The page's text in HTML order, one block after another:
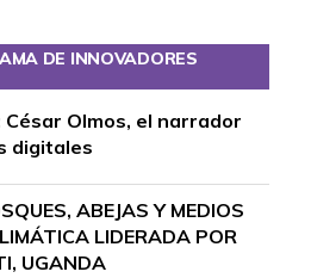
DE INNOVADORES
Olmos, el narrador
digitales
ABEJAS Y MEDIOS
LIDERADA POR
UGANDA